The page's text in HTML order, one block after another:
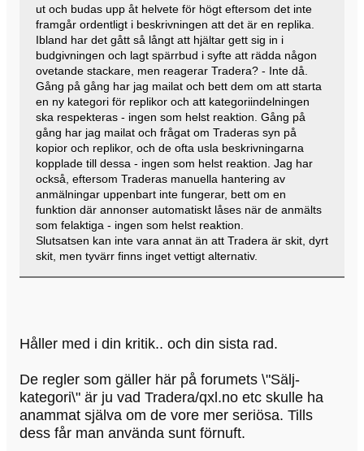
ut och budas upp åt helvete för högt eftersom det inte
framgår ordentligt i beskrivningen att det är en replika.
Ibland har det gått så långt att hjältar gett sig in i
budgivningen och lagt spärrbud i syfte att rädda någon
ovetande stackare, men reagerar Tradera? - Inte då.
Gång på gång har jag mailat och bett dem om att starta
en ny kategori för replikor och att kategoriindelningen
ska respekteras - ingen som helst reaktion. Gång på
gång har jag mailat och frågat om Traderas syn på
kopior och replikor, och de ofta usla beskrivningarna
kopplade till dessa - ingen som helst reaktion. Jag har
också, eftersom Traderas manuella hantering av
anmälningar uppenbart inte fungerar, bett om en
funktion där annonser automatiskt låses när de anmälts
som felaktiga - ingen som helst reaktion.
Slutsatsen kan inte vara annat än att Tradera är skit, dyrt
skit, men tyvärr finns inget vettigt alternativ.
Håller med i din kritik.. och din sista rad.
De regler som gäller här på forumets \"Sälj-
kategori\" är ju vad Tradera/qxl.no etc skulle ha
anammat själva om de vore mer seriösa. Tills
dess får man använda sunt förnuft.